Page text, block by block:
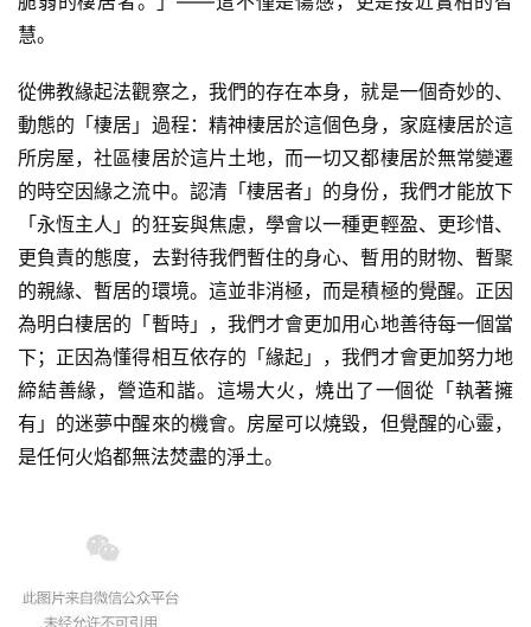
慧。
從佛教緣起法觀察之，我們的存在本身，就是一個奇妙的、
動態的「棲居」過程：精神棲居於這個色身，家庭棲居於這
所房屋，社區棲居於這片土地，而一切又都棲居於無常變遷
的時空因緣之流中。認清「棲居者」的身份，我們才能放下
「永恆主人」的狂妄與焦慮，學會以一種更輕盈、更珍惜、
更負責的態度，去對待我們暫住的身心、暫用的財物、暫聚
的親緣、暫居的環境。這並非消極，而是積極的覺醒。正因
為明白棲居的「暫時」，我們才會更加用心地善待每一個當
下；正因為懂得相互依存的「緣起」，我們才會更加努力地
締結善緣，營造和諧。這場大火，燒出了一個從「執著擁
有」的迷夢中醒來的機會。房屋可以燒毀，但覺醒的心靈，
是任何火焰都無法焚盡的淨土。